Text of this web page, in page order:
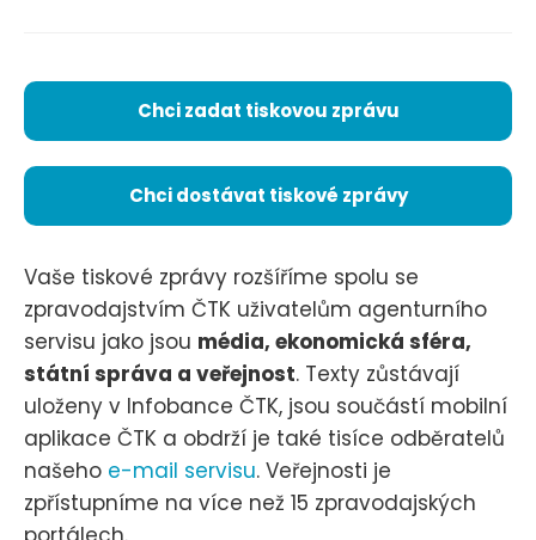
Chci zadat tiskovou zprávu
Chci dostávat tiskové zprávy
Vaše tiskové zprávy rozšíříme spolu se
zpravodajstvím ČTK uživatelům agenturního
servisu jako jsou média, ekonomická sféra,
státní správa a veřejnost. Texty zůstávají
uloženy v Infobance ČTK, jsou součástí mobilní
aplikace ČTK a obdrží je také tisíce odběratelů
našeho e-mail servisu. Veřejnosti je
zpřístupníme na více než 15 zpravodajských